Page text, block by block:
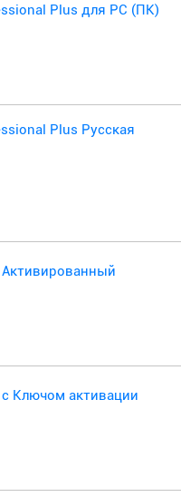
Plus для PC (ПК)
Plus Русская
Активированный
с Ключом активации